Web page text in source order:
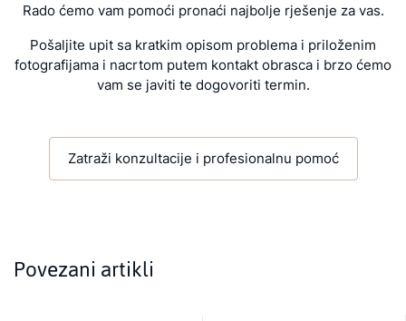
Rado ćemo vam pomoći pronaći najbolje rješenje za vas.
Pošaljite upit sa kratkim opisom problema i priloženim
fotografijama i nacrtom putem kontakt obrasca i brzo ćemo
vam se javiti te dogovoriti termin.
Zatraži konzultacije i profesionalnu pomoć
Povezani artikli